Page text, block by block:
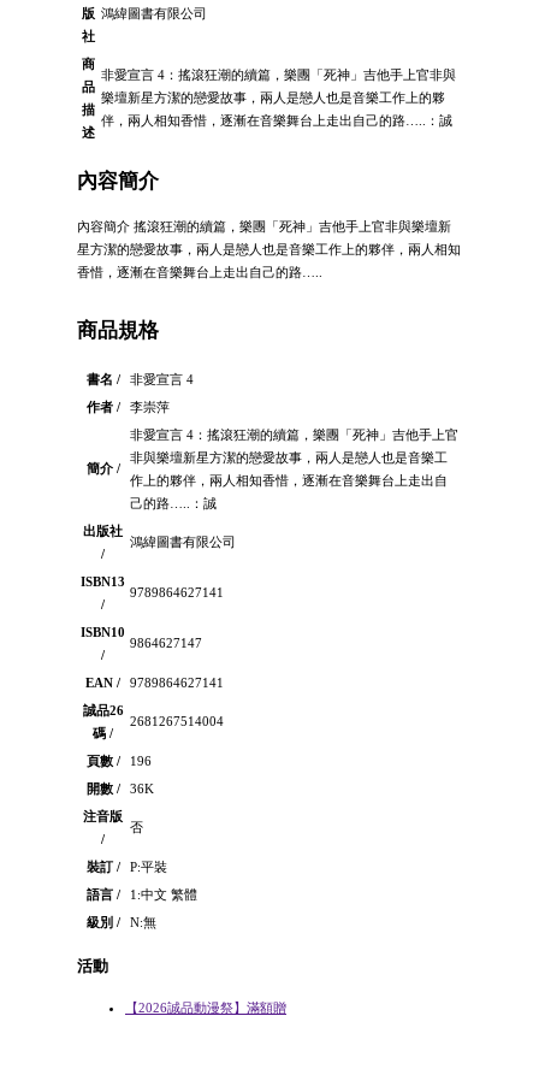
版
社
鴻緯圖書有限公司
商
品
描
述
非愛宣言 4：搖滾狂潮的續篇，樂團「死神」吉他手上官非與
樂壇新星方潔的戀愛故事，兩人是戀人也是音樂工作上的夥
伴，兩人相知香惜，逐漸在音樂舞台上走出自己的路…..：誠
內容簡介
內容簡介 搖滾狂潮的續篇，樂團「死神」吉他手上官非與樂壇新
星方潔的戀愛故事，兩人是戀人也是音樂工作上的夥伴，兩人相知
香惜，逐漸在音樂舞台上走出自己的路…..
商品規格
書名 /
非愛宣言 4
作者 /
李崇萍
簡介 /
非愛宣言 4：搖滾狂潮的續篇，樂團「死神」吉他手上官
非與樂壇新星方潔的戀愛故事，兩人是戀人也是音樂工
作上的夥伴，兩人相知香惜，逐漸在音樂舞台上走出自
己的路…..：誠
出版社
/
鴻緯圖書有限公司
ISBN13
/
9789864627141
ISBN10
/
9864627147
EAN /
9789864627141
誠品26
碼 /
2681267514004
頁數 /
196
開數 /
36K
注音版
/
否
裝訂 /
P:平裝
語言 /
1:中文 繁體
級別 /
N:無
活動
【2026誠品動漫祭】滿額贈